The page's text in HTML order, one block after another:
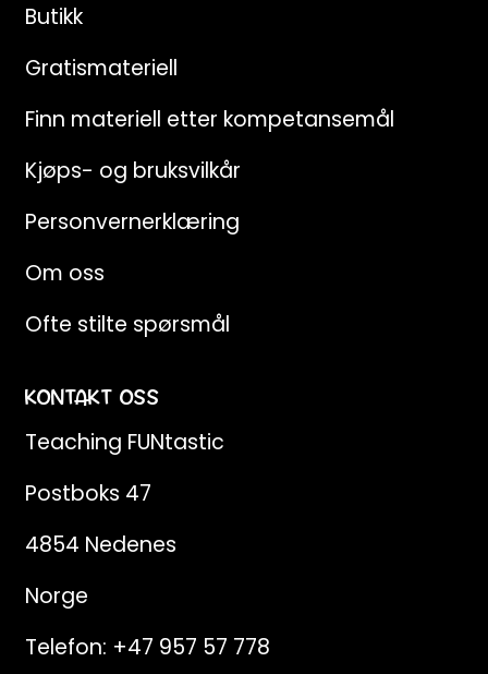
Butikk
Gratismateriell
Finn materiell etter kompetansemål
Kjøps- og bruksvilkår
Personvernerklæring
Om oss
Ofte stilte spørsmål
KONTAKT OSS
Teaching FUNtastic
Postboks 47
4854 Nedenes
Norge
Telefon: +47 957 57 778